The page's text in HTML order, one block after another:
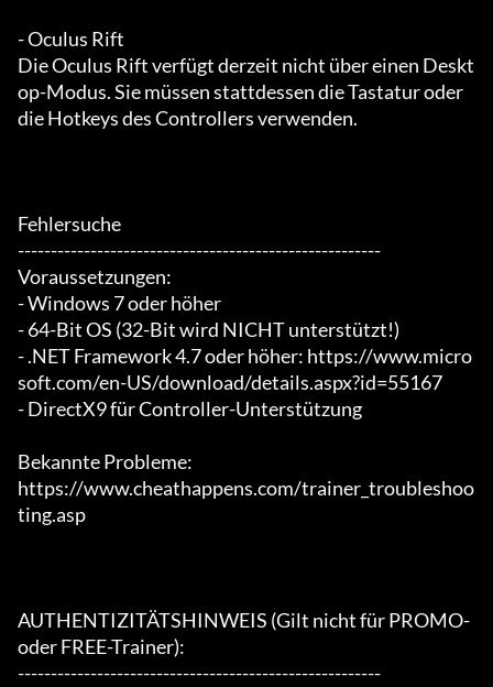
- Oculus Rift
Die Oculus Rift verfügt derzeit nicht über einen Deskt
op-Modus. Sie müssen stattdessen die Tastatur oder
die Hotkeys des Controllers verwenden.
Fehlersuche
-------------------------------------------------------
Voraussetzungen:
- Windows 7 oder höher
- 64-Bit OS (32-Bit wird NICHT unterstützt!)
- .NET Framework 4.7 oder höher: https://www.micro
soft.com/en-US/download/details.aspx?id=55167
- DirectX9 für Controller-Unterstützung
Bekannte Probleme:
https://www.cheathappens.com/trainer_troubleshoo
ting.asp
AUTHENTIZITÄTSHINWEIS (Gilt nicht für PROMO-
oder FREE-Trainer):
-------------------------------------------------------